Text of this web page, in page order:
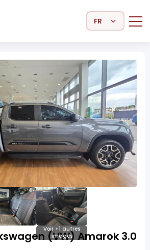
Select Language
Voir +1 autres
images
(VW) Amarok 3.0